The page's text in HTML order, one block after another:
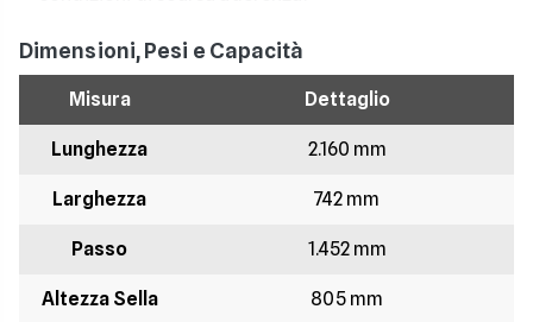
Dimensioni, Pesi e Capacità
Misura Dettaglio
Lunghezza 2.160 mm
Larghezza 742 mm
Passo 1.452 mm
Altezza Sella 805 mm